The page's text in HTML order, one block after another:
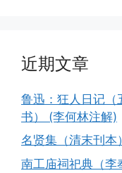
近期文章
鲁迅：狂人日记（
书） (李何林注解)
名贤集（清末刊本）
南工庙祠祀典（